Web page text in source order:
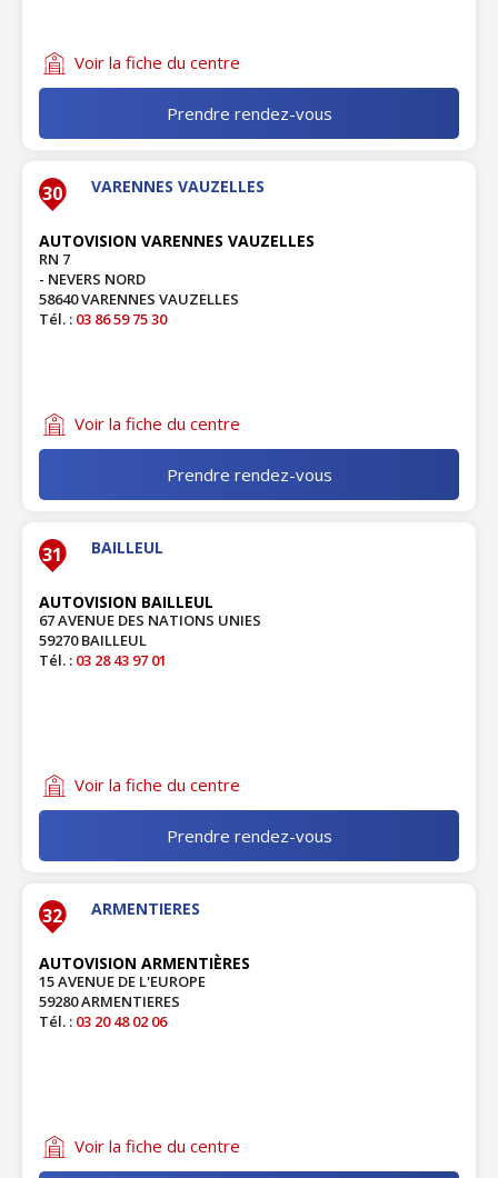
Voir la fiche du centre
Prendre rendez-vous
30 VARENNES VAUZELLES
AUTOVISION VARENNES VAUZELLES
RN 7
- NEVERS NORD
58640 VARENNES VAUZELLES
Tél. : 03 86 59 75 30
Voir la fiche du centre
Prendre rendez-vous
31 BAILLEUL
AUTOVISION BAILLEUL
67 AVENUE DES NATIONS UNIES
59270 BAILLEUL
Tél. : 03 28 43 97 01
Voir la fiche du centre
Prendre rendez-vous
32 ARMENTIERES
AUTOVISION ARMENTIÈRES
15 AVENUE DE L'EUROPE
59280 ARMENTIERES
Tél. : 03 20 48 02 06
Voir la fiche du centre